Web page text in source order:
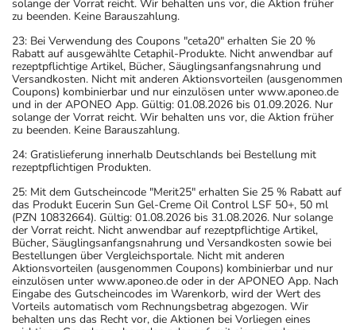
solange der Vorrat reicht. Wir behalten uns vor, die Aktion früher
zu beenden. Keine Barauszahlung.
23: Bei Verwendung des Coupons "ceta20" erhalten Sie 20 %
Rabatt auf ausgewählte Cetaphil-Produkte. Nicht anwendbar auf
rezeptpflichtige Artikel, Bücher, Säuglingsanfangsnahrung und
Versandkosten. Nicht mit anderen Aktionsvorteilen (ausgenommen
Coupons) kombinierbar und nur einzulösen unter www.aponeo.de
und in der APONEO App. Gültig: 01.08.2026 bis 01.09.2026. Nur
solange der Vorrat reicht. Wir behalten uns vor, die Aktion früher
zu beenden. Keine Barauszahlung.
24: Gratislieferung innerhalb Deutschlands bei Bestellung mit
rezeptpflichtigen Produkten.
25: Mit dem Gutscheincode "Merit25" erhalten Sie 25 % Rabatt auf
das Produkt Eucerin Sun Gel-Creme Oil Control LSF 50+, 50 ml
(PZN 10832664). Gültig: 01.08.2026 bis 31.08.2026. Nur solange
der Vorrat reicht. Nicht anwendbar auf rezeptpflichtige Artikel,
Bücher, Säuglingsanfangsnahrung und Versandkosten sowie bei
Bestellungen über Vergleichsportale. Nicht mit anderen
Aktionsvorteilen (ausgenommen Coupons) kombinierbar und nur
einzulösen unter www.aponeo.de oder in der APONEO App. Nach
Eingabe des Gutscheincodes im Warenkorb, wird der Wert des
Vorteils automatisch vom Rechnungsbetrag abgezogen. Wir
behalten uns das Recht vor, die Aktionen bei Vorliegen eines